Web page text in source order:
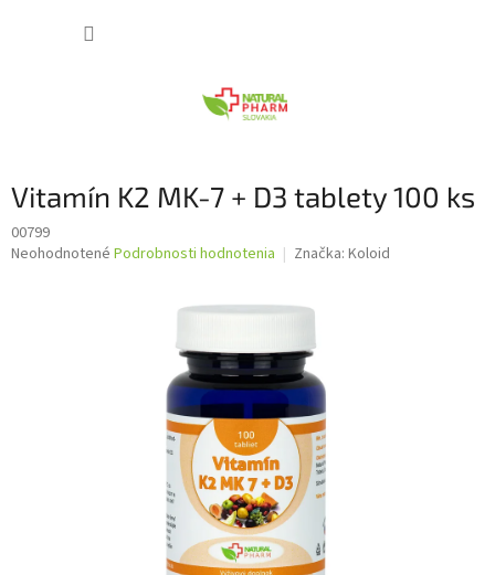
Vitamín K2 MK-7 + D3 tablety 100 ks
00799
Priemerné
Neohodnotené Podrobnosti hodnotenia Značka: Koloid